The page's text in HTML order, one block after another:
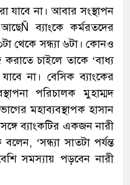
যাবে না। আবার সংস্থাপন
ব্যাংকে কর্মরতদের
থেকে সন্ধ্যা ৬টা। কোনও
করাতে চাইলে তাকে ‘বাধ্য
না। বেসিক ব্যাংকের
পরিচালক মুহাম্মদ
মহাব্যবস্থাপক হাসান
ব্যাংকটির একজন নারী
‘সন্ধ্যা সাতটা পর্যন্ত
সমস্যায় পড়বেন নারী